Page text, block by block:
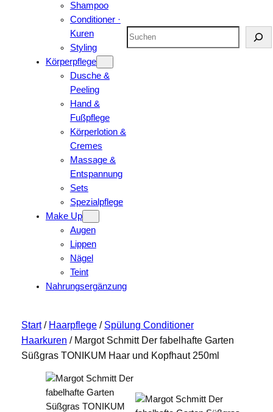
Shampoo
Conditioner ·
Kuren
Styling
Körperpflege
Dusche &
Peeling
Hand &
Fußpflege
Körperlotion &
Cremes
Massage &
Entspannung
Sets
Spezialpflege
Make Up
Augen
Lippen
Nägel
Teint
Nahrungsergänzung
Suchen
Start/ Haarpflege/ Spülung Conditioner
Haarkuren / Margot Schmitt Der fabelhafte Garten
Süßgras TONIKUM Haar und Kopfhaut 250ml